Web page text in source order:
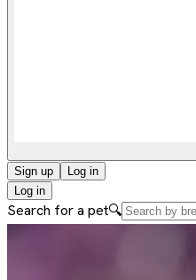
Sign up
Log in
Log in
Search for a pet🔍